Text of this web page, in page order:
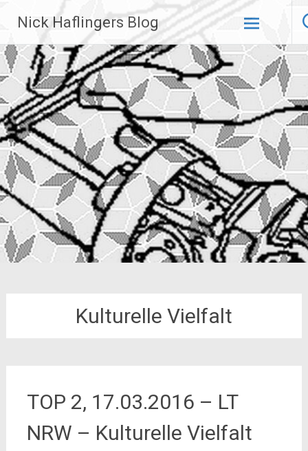
Inhalt
springen
Nick Haflingers Blog
Kulturelle Vielfalt
TOP 2, 17.03.2016 – LT
NRW – Kulturelle Vielfalt